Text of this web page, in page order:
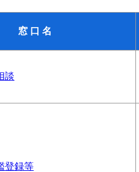
窓 口 名
談
登録等